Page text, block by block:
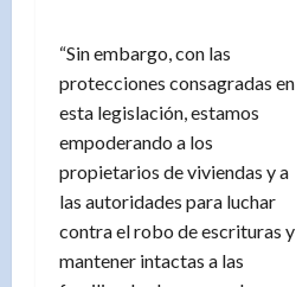
“Sin embargo, con las
protecciones consagradas en
esta legislación, estamos
empoderando a los
propietarios de viviendas y a
las autoridades para luchar
contra el robo de escrituras y
mantener intactas a las